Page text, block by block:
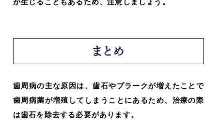
が生じることもあるため、注意しましょう。
まとめ
歯周病の主な原因は、歯石やプラークが増えたことで
歯周病菌が増殖してしまうことにあるため、治療の際
は歯石を除去する必要があります。